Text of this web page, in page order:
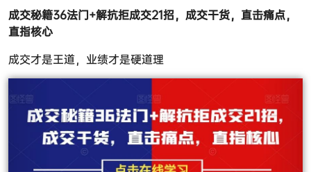
成交秘籍36法门+解抗拒成交21招，成交干货，直击痛点，
直指核心
成交才是王道，业绩才是硬道理